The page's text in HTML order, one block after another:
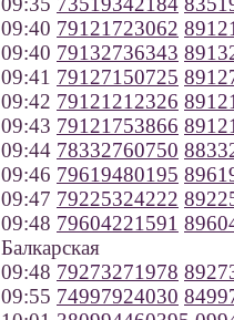
09:40 79121723062
09:40 79132736343
09:41 79127150725
09:42 79121212326
09:43 79121753866
09:44 78332760750
09:46 79619480195
09:47 79225324222
09:48 79604221591
Балкарская
09:48 79273271978
09:55 74997924030